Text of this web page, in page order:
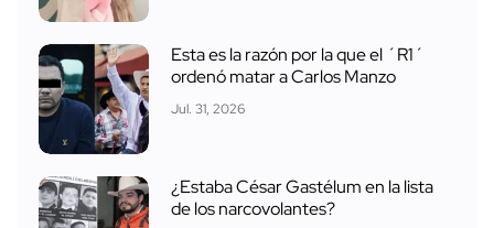
Esta es la razón por la que el ´R1´
ordenó matar a Carlos Manzo
Jul. 31, 2026
¿Estaba César Gastélum en la lista
de los narcovolantes?